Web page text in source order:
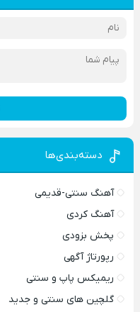
دسته‌بندی‌ها
آهنگ سنتی-قدیمی
آهنگ کردی
پخش بزودی
رپورتاژ آگهی
ریمیکس پاپ و سنتی
گلچین های سنتی و جدید